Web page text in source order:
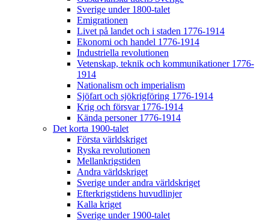
Sverige under 1800-talet
Emigrationen
Livet på landet och i staden 1776-1914
Ekonomi och handel 1776-1914
Industriella revolutionen
Vetenskap, teknik och kommunikationer 1776-
1914
Nationalism och imperialism
Sjöfart och sjökrigföring 1776-1914
Krig och försvar 1776-1914
Kända personer 1776-1914
Det korta 1900-talet
Första världskriget
Ryska revolutionen
Mellankrigstiden
Andra världskriget
Sverige under andra världskriget
Efterkrigstidens huvudlinjer
Kalla kriget
Sverige under 1900-talet